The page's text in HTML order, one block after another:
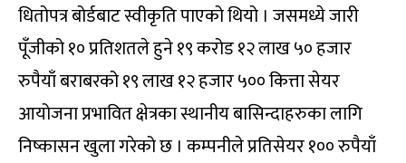
धितोपत्र बोर्डबाट स्वीकृति पाएको थियो । जसमध्ये जारी
पूँजीको १० प्रतिशतले हुने १९ करोड १२ लाख ५० हजार
रुपैयाँ बराबरको १९ लाख १२ हजार ५०० कित्ता सेयर
आयोजना प्रभावित क्षेत्रका स्थानीय बासिन्दाहरुका लागि
निष्कासन खुला गरेको छ । कम्पनीले प्रतिसेयर १०० रुपैयाँ